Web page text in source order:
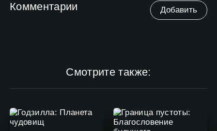
Комментарии Добавить
Смотрите также: